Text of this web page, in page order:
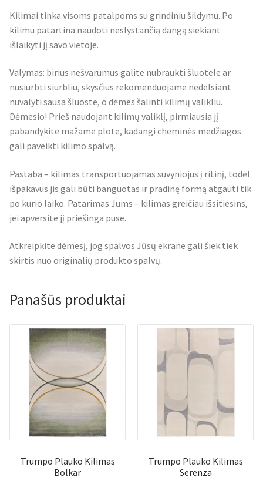
Kilimai tinka visoms patalpoms su grindiniu šildymu. Po
kilimu patartina naudoti neslystančią dangą siekiant
išlaikyti jį savo vietoje.
Valymas: birius nešvarumus galite nubraukti šluotele ar
nusiurbti siurbliu, skysčius rekomenduojame nedelsiant
nuvalyti sausa šluoste, o dėmes šalinti kilimų valikliu.
Dėmesio! Prieš naudojant kilimų valiklį, pirmiausia jį
pabandykite mažame plote, kadangi cheminės medžiagos
gali paveikti kilimo spalvą.
Pastaba – kilimas transportuojamas suvyniojus į ritinį, todėl
išpakavus jis gali būti banguotas ir pradinę formą atgauti tik
po kurio laiko. Patarimas Jums – kilimas greičiau išsitiesins,
jei apversite jį priešinga puse.
Atkreipkite dėmesį, jog spalvos Jūsų ekrane gali šiek tiek
skirtis nuo originalių produkto spalvų.
Panašūs produktai
Trumpo Plauko Kilimas
Bolkar
Trumpo Plauko Kilimas
Serenza